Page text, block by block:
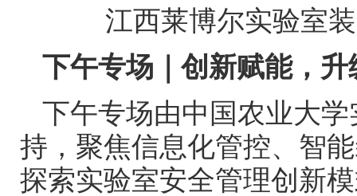
江西莱博尔实验室
下午专场｜创新赋能，
下午专场由中国农业大
持，聚焦信息化管控、智
探索实验室安全管理创新